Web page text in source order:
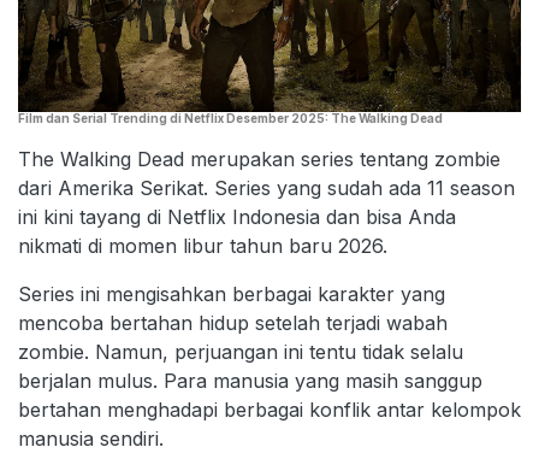
Film dan Serial Trending di Netflix Desember 2025: The Walking Dead
The Walking Dead merupakan series tentang zombie
dari Amerika Serikat. Series yang sudah ada 11 season
ini kini tayang di Netflix Indonesia dan bisa Anda
nikmati di momen libur tahun baru 2026.
Series ini mengisahkan berbagai karakter yang
mencoba bertahan hidup setelah terjadi wabah
zombie. Namun, perjuangan ini tentu tidak selalu
berjalan mulus. Para manusia yang masih sanggup
bertahan menghadapi berbagai konflik antar kelompok
manusia sendiri.